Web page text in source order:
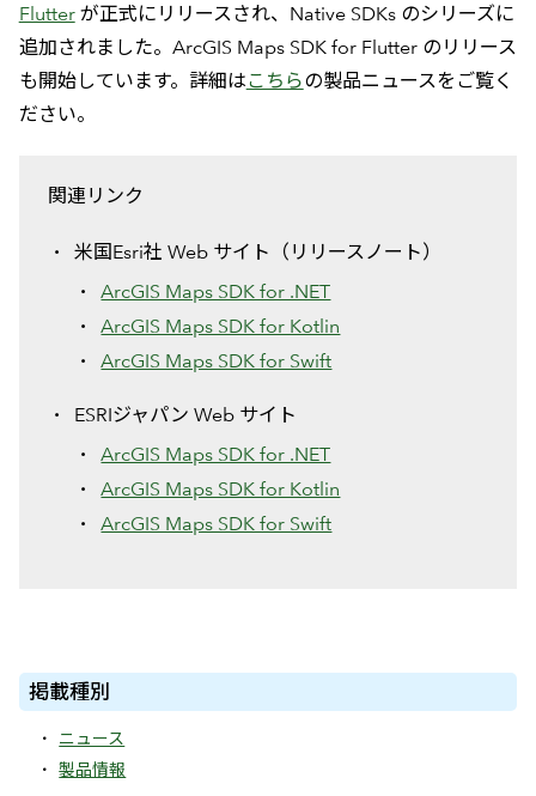
Flutterが正式にリリースされ、Native SDKs のシリーズに
追加されました。ArcGIS Maps SDK for Flutter のリリース
も開始しています。詳細は こちらの製品ニュースをご覧く
ださい。
関連リンク
米国Esri社 Web サイト（リリースノート）
ArcGIS Maps SDK for .NET
ArcGIS Maps SDK for Kotlin
ArcGIS Maps SDK for Swift
ESRIジャパン Web サイト
ArcGIS Maps SDK for .NET
ArcGIS Maps SDK for Kotlin
ArcGIS Maps SDK for Swift
掲載種別
ニュース
製品情報